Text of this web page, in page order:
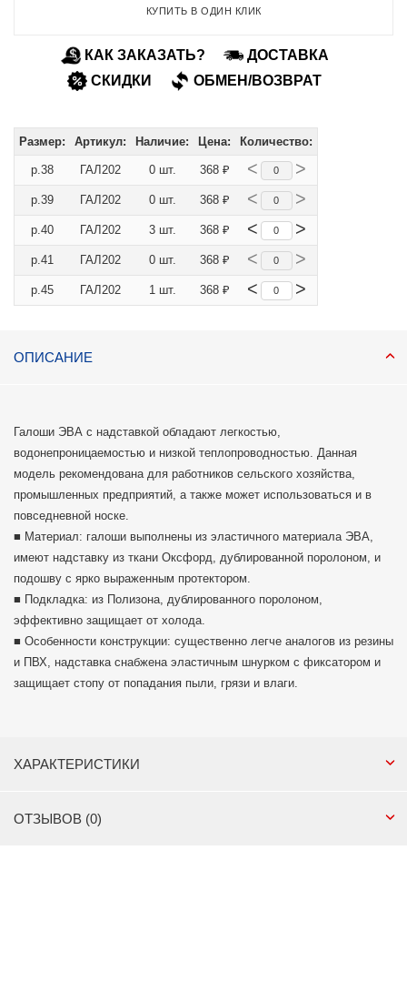
КУПИТЬ В ОДИН КЛИК
КАК ЗАКАЗАТЬ?
ДОСТАВКА
СКИДКИ
ОБМЕН/ВОЗВРАТ
Размер: Артикул: Наличие: Цена: Количество:
р.38 ГАЛ202 0 шт. 368 ₽ < >
р.39 ГАЛ202 0 шт. 368 ₽ < >
р.40 ГАЛ202 3 шт. 368 ₽ < >
р.41 ГАЛ202 0 шт. 368 ₽ < >
р.45 ГАЛ202 1 шт. 368 ₽ < >
ОПИСАНИЕ
Галоши ЭВА с надставкой обладают легкостью,
водонепроницаемостью и низкой теплопроводностью. Данная
модель рекомендована для работников сельского хозяйства,
промышленных предприятий, а также может использоваться и в
повседневной носке.
■ Материал: галоши выполнены из эластичного материала ЭВА,
имеют надставку из ткани Оксфорд, дублированной поролоном, и
подошву с ярко выраженным протектором.
■ Подкладка: из Полизона, дублированного поролоном,
эффективно защищает от холода.
■ Особенности конструкции: существенно легче аналогов из резины
и ПВХ, надставка снабжена эластичным шнурком с фиксатором и
защищает стопу от попадания пыли, грязи и влаги.
ХАРАКТЕРИСТИКИ
ОТЗЫВОВ (0)